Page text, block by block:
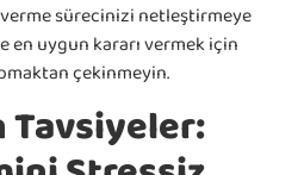
verme sürecinizi netleştirmeye
en uygun kararı vermek için
çekinmeyin.
Tavsiyeler: